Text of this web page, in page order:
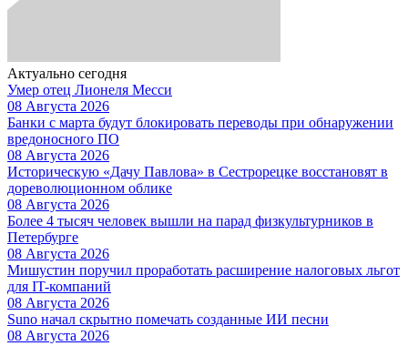
Актуально сегодня
Умер отец Лионеля Месси
08 Августа 2026
Банки с марта будут блокировать переводы при обнаружении
вредоносного ПО
08 Августа 2026
Историческую «Дачу Павлова» в Сестрорецке восстановят в
дореволюционном облике
08 Августа 2026
Более 4 тысяч человек вышли на парад физкультурников в
Петербурге
08 Августа 2026
Мишустин поручил проработать расширение налоговых льгот
для IT-компаний
08 Августа 2026
Suno начал скрытно помечать созданные ИИ песни
08 Августа 2026